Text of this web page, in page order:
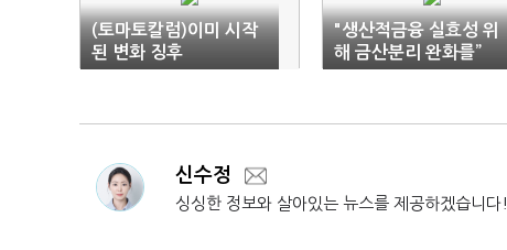
(토마토칼럼)이미 시작
된 변화 징후
"생산적금융 실효성 위
해 금산분리 완화를”
신수정
싱싱한 정보와 살아있는 뉴스를 제공하겠습니다!